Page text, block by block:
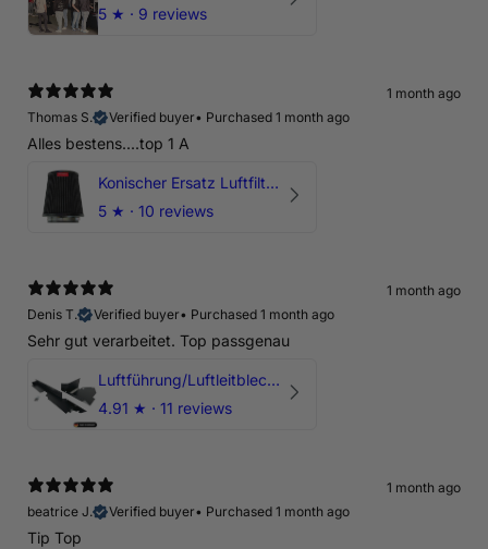
5 ★ · 9 reviews
1 month ago
Thomas S.
Verified buyer• Purchased 1 month ago
Alles bestens....top 1 A
Konischer Ersatz Luftfilter Pilz - 4" & 5" Offene Ansaugung
5 ★ · 10 reviews
1 month ago
Denis T.
Verified buyer• Purchased 1 month ago
Sehr gut verarbeitet. Top passgenau
Luftführung/Luftleitblech 5" 125mm offene Ansaugung HPerformance
4.91 ★ · 11 reviews
1 month ago
beatrice J.
Verified buyer• Purchased 1 month ago
Tip Top